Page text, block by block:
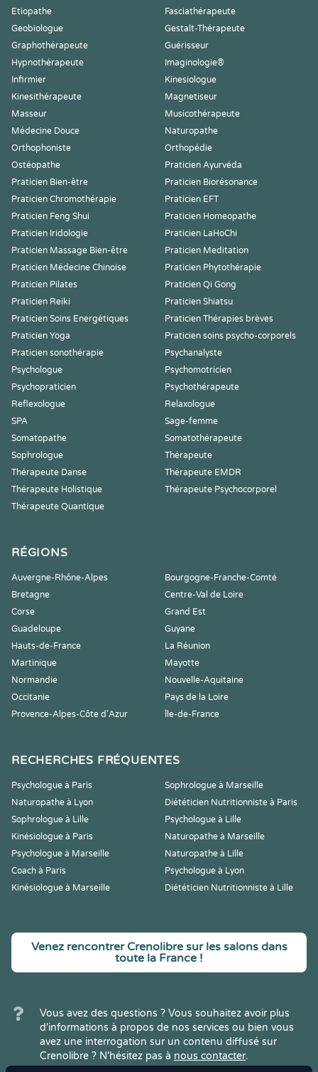
Etiopathe
Fasciathérapeute
Geobiologue
Gestalt-Thérapeute
Graphothérapeute
Guérisseur
Hypnothérapeute
Imaginologie®
Infirmier
Kinesiologue
Kinesithérapeute
Magnetiseur
Masseur
Musicothérapeute
Médecine Douce
Naturopathe
Orthophoniste
Orthopédie
Ostéopathe
Praticien Ayurvéda
Praticien Bien-être
Praticien Biorésonance
Praticien Chromothérapie
Praticien EFT
Praticien Feng Shui
Praticien Homeopathe
Praticien Iridologie
Praticien LaHoChi
Praticien Massage Bien-être
Praticien Meditation
Praticien Médecine Chinoise
Praticien Phytothérapie
Praticien Pilates
Praticien Qi Gong
Praticien Reiki
Praticien Shiatsu
Praticien Soins Energétiques
Praticien Thérapies brèves
Praticien Yoga
Praticien soins psycho-corporels
Praticien sonothérapie
Psychanalyste
Psychologue
Psychomotricien
Psychopraticien
Psychothérapeute
Reflexologue
Relaxologue
SPA
Sage-femme
Somatopathe
Somatothérapeute
Sophrologue
Thérapeute
Thérapeute Danse
Thérapeute EMDR
Thérapeute Holistique
Thérapeute Psychocorporel
Thérapeute Quantique
RÉGIONS
Auvergne-Rhône-Alpes
Bourgogne-Franche-Comté
Bretagne
Centre-Val de Loire
Corse
Grand Est
Guadeloupe
Guyane
Hauts-de-France
La Réunion
Martinique
Mayotte
Normandie
Nouvelle-Aquitaine
Occitanie
Pays de la Loire
Provence-Alpes-Côte d'Azur
Île-de-France
RECHERCHES FRÉQUENTES
Psychologue à Paris
Sophrologue à Marseille
Naturopathe à Lyon
Diététicien Nutritionniste à Paris
Sophrologue à Lille
Psychologue à Lille
Kinésiologue à Paris
Naturopathe à Marseille
Psychologue à Marseille
Naturopathe à Lille
Coach à Paris
Psychologue à Lyon
Kinésiologue à Marseille
Diététicien Nutritionniste à Lille
Venez rencontrer Crenolibre sur les salons dans
toute la France !
Vous avez des questions ? Vous souhaitez avoir plus
d'informations à propos de nos services ou bien vous
avez une interrogation sur un contenu diffusé sur
Crenolibre ? N'hésitez pas à nous contacter.